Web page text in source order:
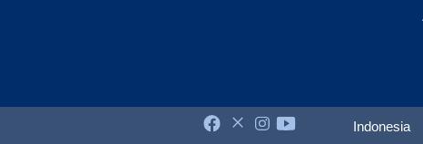
Indonesia